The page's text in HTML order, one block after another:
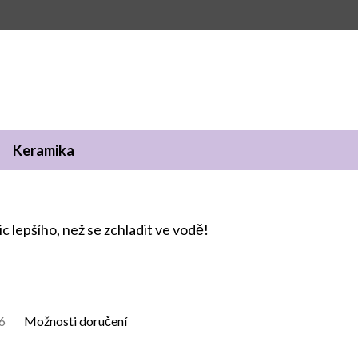
Keramika
Možnosti doručení
lepšího, než se zchladit ve vodě!